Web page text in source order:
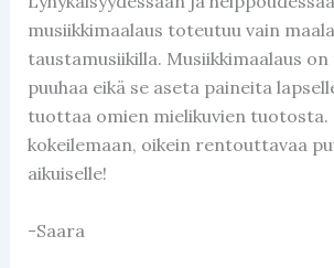
musiikkimaalaus toteutuu vain
taustamusiikilla. Musiikkimaalaus
puuhaa eikä se aseta paineita
tuottaa omien mielikuvien tuotosta.
kokeilemaan, oikein rentouttavaa
aikuiselle!
-Saara